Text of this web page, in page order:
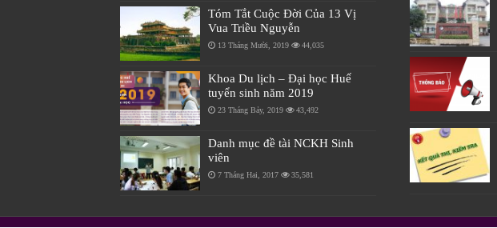
Tóm Tắt Cuộc Đời Của 13 Vị
Vua Triều Nguyễn
13 Tháng Mười, 2019 44,035
Khoa Du lịch – Đại học Huế
tuyển sinh năm 2019
23 Tháng Bảy, 2019 43,492
Danh mục đề tài NCKH Sinh
viên
7 Tháng Hai, 2017 35,581